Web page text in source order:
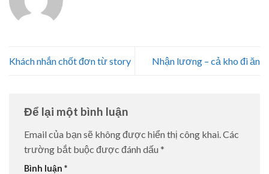
Khách nhắn chốt đơn từ story Nhận lương – cả kho đi ăn
Để lại một bình luận
Email của bạn sẽ không được hiển thị công khai.Các
trường bắt buộc được đánh dấu *
Bình luận *